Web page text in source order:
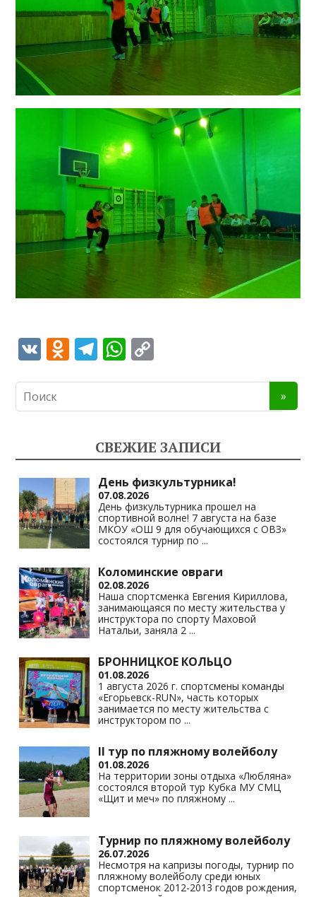
V O
o
as
s
ni
ki
T
gr
a
m
W
s
A
p
p
y
Li
n
k
СВЕЖИЕ ЗАПИСИ
День физкультурника!
07.08.2026
День физкультурника прошел на
спортивной волне! 7 августа на базе
МКОУ «ОШ 9 для обучающихся с ОВЗ»
состоялся турнир по ...
Коломинские овраги
02.08.2026
Наша спортсменка Евгения Кириллова,
занимающаяся по месту жительства у
инструктора по спорту Маховой
Натальи, заняла 2 ...
БРОННИЦКОЕ КОЛЬЦО
01.08.2026
1 августа 2026 г. спортсмены команды
«Егорьевск-RUN», часть которых
занимается по месту жительства с
инструктором по ...
II тур по пляжному волейболу
01.08.2026
На территории зоны отдыха «Любляна»
состоялся второй тур Кубка МУ СМЦ
«Щит и меч» по пляжному ...
Турнир по пляжному волейболу
26.07.2026
Несмотря на капризы погоды, турнир по
пляжному волейболу среди юных
спортсменок 2012-2013 годов рождения,